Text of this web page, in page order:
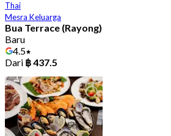
Thai
Mesra Keluarga
Bua Terrace (Rayong)
Baru
4.5
Dari ฿ 437.5